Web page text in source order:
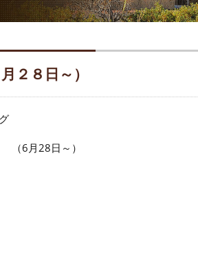
２８日～）
28日～）